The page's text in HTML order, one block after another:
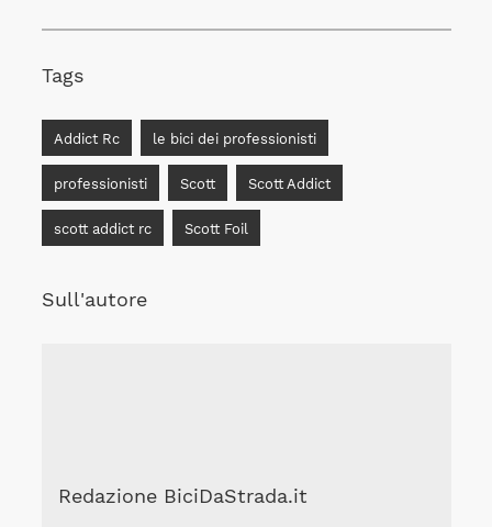
Tags
Addict Rc le bici dei professionisti
professionisti Scott Scott Addict
scott addict rc Scott Foil
Sull'autore
Redazione BiciDaStrada.it